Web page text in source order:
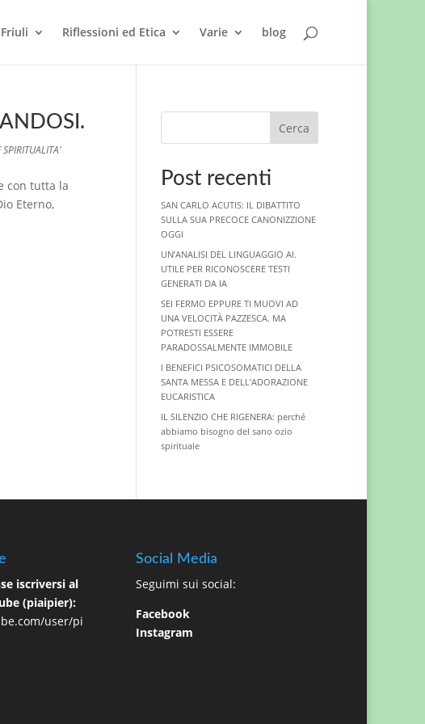
Friuli Riflessioni ed Etica Varie blog
SPIRITUALITA'
con tutta la
Eterno,
Cerca
Post recenti
SAN CARLO ACUTIS: IL DIBATTITO
SULLA SUA PRECOCE CANONIZZIONE
OGGI
UN’ANALISI DEL LINGUAGGIO AI.
UTILE PER RICONOSCERE TESTI
GENERATI DA IA
SEI FERMO EPPURE TI MUOVI AD
UNA VELOCITÀ PAZZESCA. MA
POTRESTI ESSERE
PARADOSSALMENTE IMMOBILE
I BENEFICI PSICOSOMATICI DELLA
SANTA MESSA E DELL’ADORAZIONE
EUCARISTICA
IL SILENZIO CHE RIGENERA: perché
abbiamo bisogno del sano ozio
spirituale
iscriversi al
(piaipier):
user/pi
Social Media
Seguimi sui social:
Facebook
Instagram